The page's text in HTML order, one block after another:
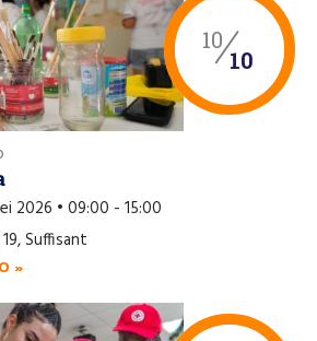
10
10
2026 • 09:00 - 15:00
Suffisant
»